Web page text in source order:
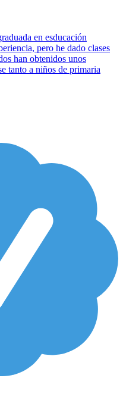
en esducación
pero he dado clases
han obtenidos unos
tanto a niños de primaria